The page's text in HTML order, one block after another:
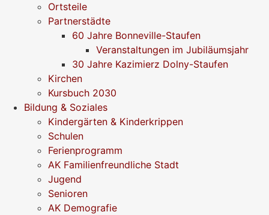
Ortsteile
Partnerstädte
60 Jahre Bonneville-Staufen
Veranstaltungen im Jubiläumsjahr
30 Jahre Kazimierz Dolny-Staufen
Kirchen
Kursbuch 2030
Bildung & Soziales
Kindergärten & Kinderkrippen
Schulen
Ferienprogramm
AK Familienfreundliche Stadt
Jugend
Senioren
AK Demografie